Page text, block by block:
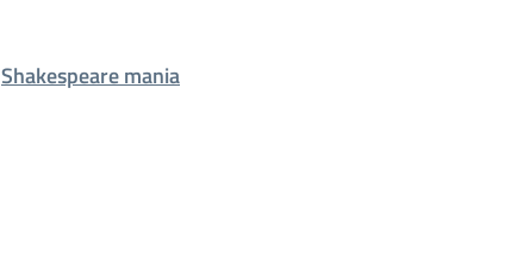
Shakespeare mania